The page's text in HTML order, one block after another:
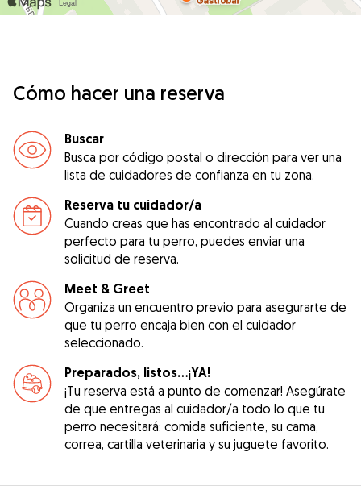
Cómo hacer una reserva
Buscar
Busca por código postal o dirección para ver una
lista de cuidadores de confianza en tu zona.
Reserva tu cuidador/a
Cuando creas que has encontrado al cuidador
perfecto para tu perro, puedes enviar una
solicitud de reserva.
Meet & Greet
Organiza un encuentro previo para asegurarte de
que tu perro encaja bien con el cuidador
seleccionado.
Preparados, listos...¡YA!
¡Tu reserva está a punto de comenzar! Asegúrate
de que entregas al cuidador/a todo lo que tu
perro necesitará: comida suficiente, su cama,
correa, cartilla veterinaria y su juguete favorito.